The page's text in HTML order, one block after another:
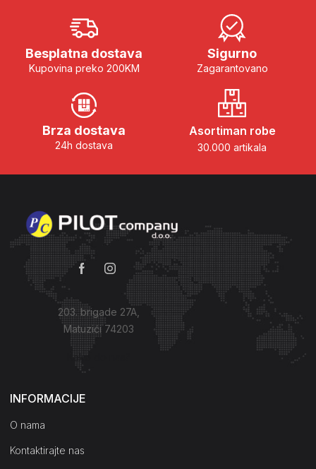
Besplatna dostava
Kupovina preko 200KM
Sigurno
Zagarantovano
Brza dostava
24h dostava
Asortiman robe
30.000 artikala
203. brigade 27A,
Matuzići 74203
Kako do nas?
INFORMACIJE
O nama
Kontaktirajte nas